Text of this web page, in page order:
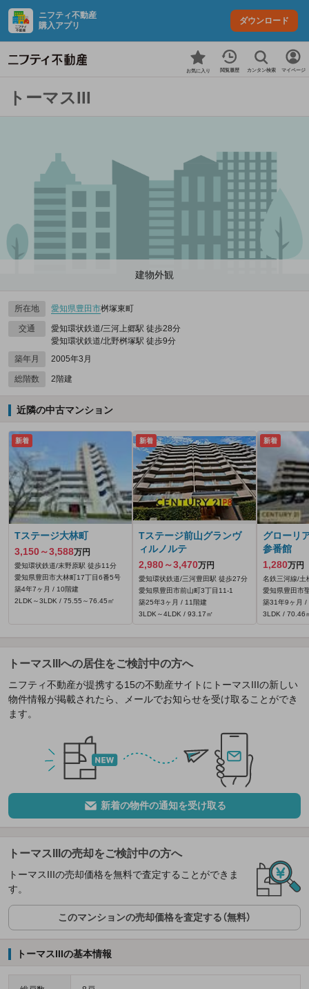
ニフティ不動産
購入アプリ
ダウンロード
お気に入り 閲覧履歴 カンタン検索 マイページ
トーマスIII
建物外観
所在地 愛知県豊田市桝塚東町
交通
愛知環状鉄道/三河上郷駅 徒歩28分
愛知環状鉄道/北野桝塚駅 徒歩9分
築年月
2005年3月
総階数 2階建
近隣の中古マンション
新着
Tステージ大林町
3,150～3,588万円
愛知環状鉄道/末野原駅 徒歩11分
愛知県豊田市大林町17丁目6番5号
築4年7ヶ月 / 10階建
2LDK～3LDK / 75.55～76.45㎡
新着
Tステージ前山グランヴ
ィルノルテ
2,980～3,470万円
愛知環状鉄道/三河豊田駅 徒歩27分
愛知県豊田市前山町3丁目11‐1
築25年3ヶ月 / 11階建
3LDK～4LDK / 93.17㎡
新着
グローリ
参番館
1,280万円
名鉄三河線/土
愛知県豊田市
築31年9ヶ月 /
3LDK / 70.46
トーマスIIIへの居住をご検討中の方へ
ニフティ不動産が提携する15の不動産サイトにトーマスIIIの新しい
物件情報が掲載されたら、メールでお知らせを受け取ることができ
ます。
新着の物件の通知を受け取る
トーマスIIIの売却をご検討中の方へ
トーマスIIIの売却価格を無料で査定することができま
す。
このマンションの売却価格を査定する（無料）
トーマスIIIの基本情報